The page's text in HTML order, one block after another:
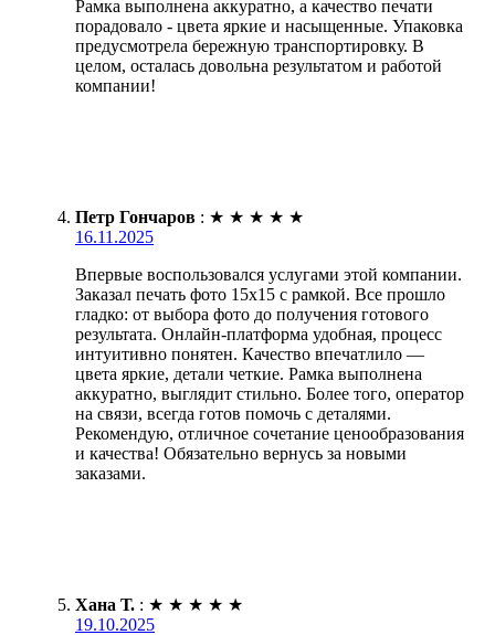
Рамка выполнена аккуратно, а качество печати
порадовало - цвета яркие и насыщенные. Упаковка
предусмотрела бережную транспортировку. В
целом, осталась довольна результатом и работой
компании!
Петр Гончаров : ★ ★ ★ ★ ★
16.11.2025
Впервые воспользовался услугами этой компании.
Заказал печать фото 15х15 с рамкой. Все прошло
гладко: от выбора фото до получения готового
результата. Онлайн-платформа удобная, процесс
интуитивно понятен. Качество впечатлило —
цвета яркие, детали четкие. Рамка выполнена
аккуратно, выглядит стильно. Более того, оператор
на связи, всегда готов помочь с деталями.
Рекомендую, отличное сочетание ценообразования
и качества! Обязательно вернусь за новыми
заказами.
Хана Т. : ★ ★ ★ ★ ★
19.10.2025